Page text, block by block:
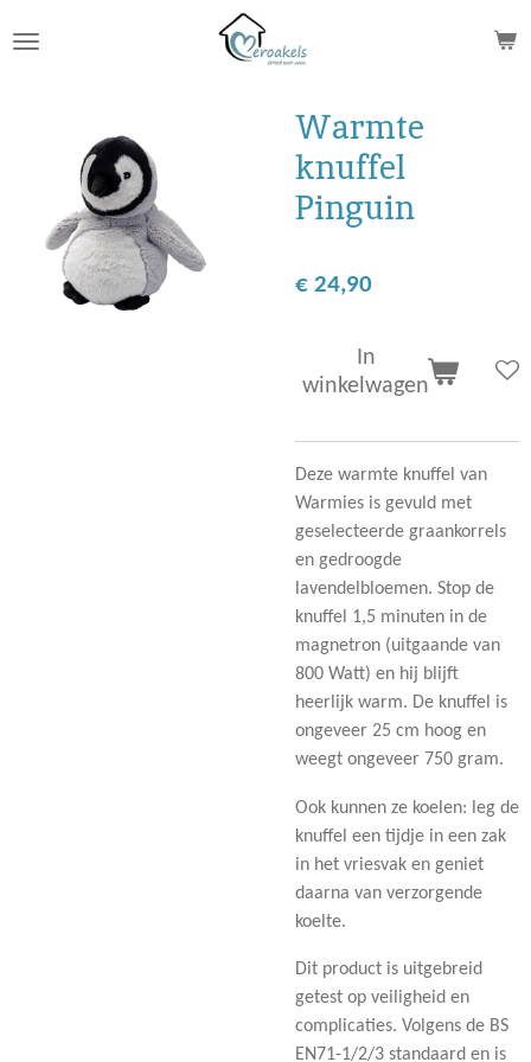
direct
hoofdinhoud
Warmte
knuffel
Pinguin
€ 24,90
In
winkelwagen
Deze warmte knuffel van
Warmies is gevuld met
geselecteerde graankorrels
en gedroogde
lavendelbloemen. Stop de
knuffel 1,5 minuten in de
magnetron (uitgaande van
800 Watt) en hij blijft
heerlijk warm. De knuffel is
ongeveer 25 cm hoog en
weegt ongeveer 750 gram.
Ook kunnen ze koelen: leg de
knuffel een tijdje in een zak
in het vriesvak en geniet
daarna van verzorgende
koelte.
Dit product is uitgebreid
getest op veiligheid en
complicaties. Volgens de BS
EN71-1/2/3 standaard en is